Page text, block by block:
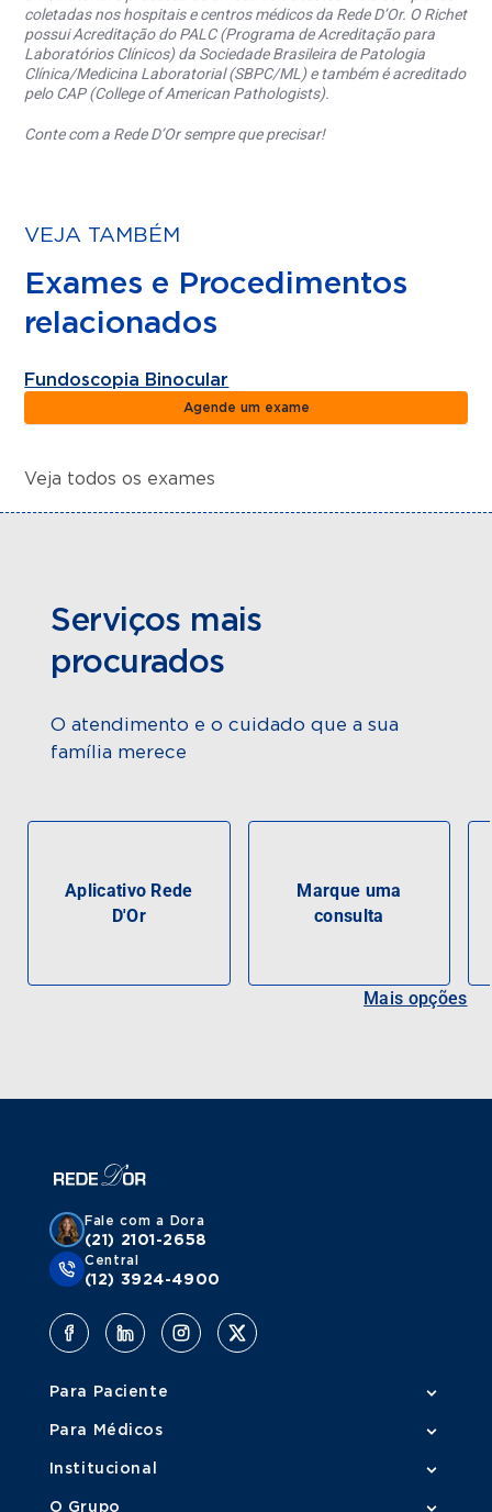
coletadas nos hospitais e centros médicos da Rede D’Or. O Richet
possui Acreditação do PALC (Programa de Acreditação para
Laboratórios Clínicos) da Sociedade Brasileira de Patologia
Clínica/Medicina Laboratorial (SBPC/ML) e também é acreditado
pelo CAP (College of American Pathologists).
Conte com a Rede D’Or sempre que precisar!
VEJA TAMBÉM
Exames e Procedimentos
relacionados
Fundoscopia Binocular
Agende um exame
Veja todos os exames
Serviços mais
procurados
O atendimento e o cuidado que a sua
família merece
Aplicativo Rede
D'Or
Marque uma
consulta
Mais opções
Fale com a Dora
(21) 2101-2658
Central
(12) 3924-4900
Para Paciente
Para Médicos
Institucional
O Grupo